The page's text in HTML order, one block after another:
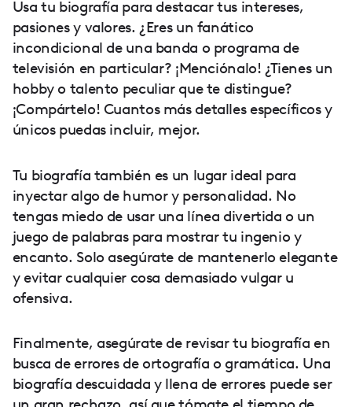
Usa tu biografía para destacar tus intereses,
pasiones y valores. ¿Eres un fanático
incondicional de una banda o programa de
televisión en particular? ¡Menciónalo! ¿Tienes un
hobby o talento peculiar que te distingue?
¡Compártelo! Cuantos más detalles específicos y
únicos puedas incluir, mejor.
Tu biografía también es un lugar ideal para
inyectar algo de humor y personalidad. No
tengas miedo de usar una línea divertida o un
juego de palabras para mostrar tu ingenio y
encanto. Solo asegúrate de mantenerlo elegante
y evitar cualquier cosa demasiado vulgar u
ofensiva.
Finalmente, asegúrate de revisar tu biografía en
busca de errores de ortografía o gramática. Una
biografía descuidada y llena de errores puede ser